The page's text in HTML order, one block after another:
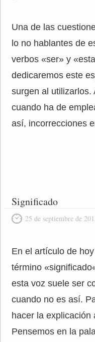
Una de las
lo no hablantes de
verbos «ser» y
dedicaremos este
surgen al utilizarlos.
cuando ha de
así, incorrecciones
Significado
25 de septiembre de
En el artículo de
término
esta voz suele ser
cuando no es así.
hacer la explicación
Pensemos en la